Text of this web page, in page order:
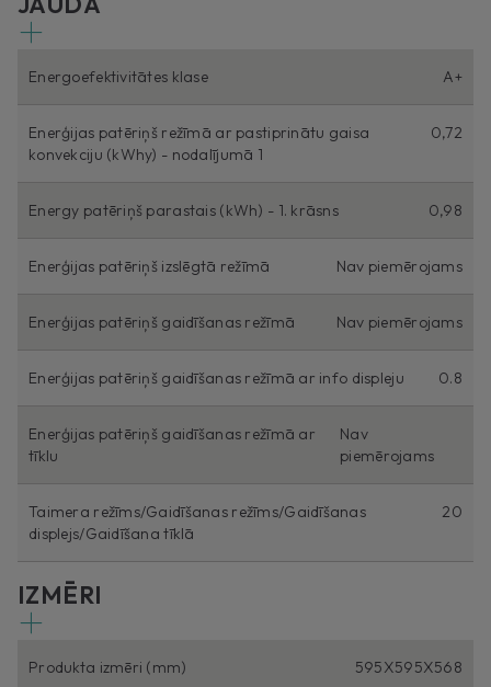
Energoefektivitātes klase A+
Enerģijas patēriņš režīmā ar pastiprinātu gaisa
konvekciju (kWhy) - nodalījumā 1
0,72
Energy patēriņš parastais (kWh) - 1. krāsns 0,98
Enerģijas patēriņš izslēgtā režīmā Nav piemērojams
Enerģijas patēriņš gaidīšanas režīmā Nav piemērojams
Enerģijas patēriņš gaidīšanas režīmā ar info displeju 0.8
Enerģijas patēriņš gaidīšanas režīmā ar
tīklu
Nav
piemērojams
Taimera režīms/Gaidīšanas režīms/Gaidīšanas
displejs/Gaidīšana tīklā
20
IZMĒRI
Produkta izmēri (mm) 595X595X568